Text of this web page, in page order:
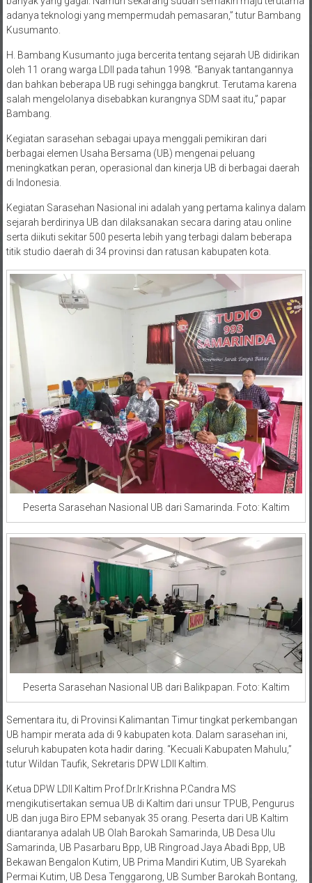
adanya teknologi yang mempermudah pemasaran,” tutur Bambang
Kusumanto.
H. Bambang Kusumanto juga bercerita tentang sejarah UB didirikan
oleh 11 orang warga LDII pada tahun 1998. “Banyak tantangannya
dan bahkan beberapa UB rugi sehingga bangkrut. Terutama karena
salah mengelolanya disebabkan kurangnya SDM saat itu,” papar
Bambang.
Kegiatan sarasehan sebagai upaya menggali pemikiran dari
berbagai elemen Usaha Bersama (UB) mengenai peluang
meningkatkan peran, operasional dan kinerja UB di berbagai daerah
di Indonesia.
Kegiatan Sarasehan Nasional ini adalah yang pertama kalinya dalam
sejarah berdirinya UB dan dilaksanakan secara daring atau online
serta diikuti sekitar 500 peserta lebih yang terbagi dalam beberapa
titik studio daerah di 34 provinsi dan ratusan kabupaten kota.
Peserta Sarasehan Nasional UB dari Samarinda. Foto: Kaltim
Peserta Sarasehan Nasional UB dari Balikpapan. Foto: Kaltim
Sementara itu, di Provinsi Kalimantan Timur tingkat perkembangan
UB hampir merata ada di 9 kabupaten kota. Dalam sarasehan ini,
seluruh kabupaten kota hadir daring. “Kecuali Kabupaten Mahulu,”
tutur Wildan Taufik, Sekretaris DPW LDII Kaltim.
Ketua DPW LDII Kaltim Prof.Dr.Ir.Krishna P.Candra MS
mengikutisertakan semua UB di Kaltim dari unsur TPUB, Pengurus
UB dan juga Biro EPM sebanyak 35 orang. Peserta dari UB Kaltim
diantaranya adalah UB Olah Barokah Samarinda, UB Desa Ulu
Samarinda, UB Pasarbaru Bpp, UB Ringroad Jaya Abadi Bpp, UB
Bekawan Bengalon Kutim, UB Prima Mandiri Kutim, UB Syarekah
Permai Kutim, UB Desa Tenggarong, UB Sumber Barokah Bontang,